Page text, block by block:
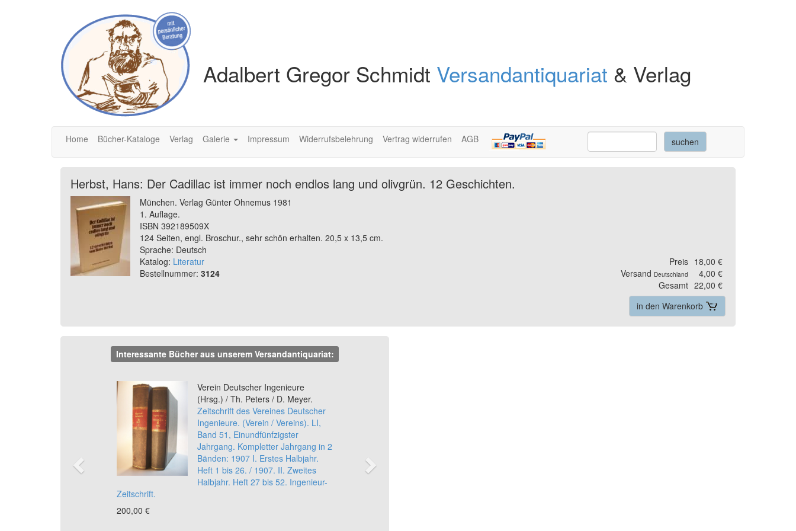
Adalbert Gregor Schmidt Versandantiquariat & Verlag
Home Bücher-Kataloge Verlag Galerie Impressum Widerrufsbelehrung Vertrag widerrufen AGB
Herbst, Hans: Der Cadillac ist immer noch endlos lang und olivgrün. 12 Geschichten.
München. Verlag Günter Ohnemus 1981
1. Auflage.
ISBN 392189509X
124 Seiten, engl. Broschur., sehr schön erhalten. 20,5 x 13,5 cm.
Sprache: Deutsch
Katalog: Literatur
Bestellnummer: 3124
Preis 18,00 €
Versand Deutschland
4,00 €
Gesamt 22,00 €
in den Warenkorb
Interessante Bücher aus unserem Versandantiquariat:
Verein Deutscher Ingenieure
(Hrsg.) / Th. Peters / D. Meyer.
Zeitschrift des Vereines Deutscher
Ingenieure. (Verein / Vereins). LI,
Band 51, Einundfünfzigster
Jahrgang. Kompletter Jahrgang in 2
Bänden: 1907 I. Erstes Halbjahr.
Heft 1 bis 26. / 1907. II. Zweites
Halbjahr. Heft 27 bis 52. Ingenieur-
Zeitschrift.
200,00 €
Previous